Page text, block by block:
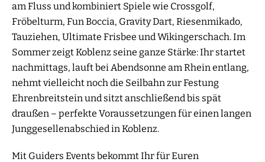
am Fluss und kombiniert Spiele wie Crossgolf,
Fröbelturm, Fun Boccia, Gravity Dart, Riesenmikado,
Tauziehen, Ultimate Frisbee und Wikingerschach. Im
Sommer zeigt Koblenz seine ganze Stärke: Ihr startet
nachmittags, lauft bei Abendsonne am Rhein entlang,
nehmt vielleicht noch die Seilbahn zur Festung
Ehrenbreitstein und sitzt anschließend bis spät
draußen – perfekte Voraussetzungen für einen langen
Junggesellenabschied in Koblenz.
Mit Guiders Events bekommt Ihr für Euren